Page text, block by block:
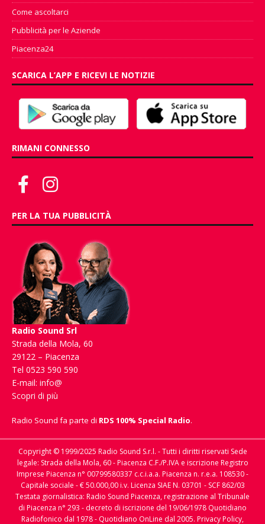
Come ascoltarci
Pubblicità per le Aziende
Piacenza24
SCARICA L’APP E RICEVI LE NOTIZIE
RIMANI CONNESSO
PER LA TUA PUBBLICITÀ
Radio Sound Srl
Strada della Mola, 60
29122 – Piacenza
Tel 0523 590 590
E-mail: info@
Scopri di più
Radio Sound fa parte di RDS 100% Special Radio.
Copyright © 1999/2025 Radio Sound S.r.l. - Tutti i diritti riservati Sede
legale: Strada della Mola, 60 - Piacenza C.F./P.IVA e iscrizione Registro
Imprese Piacenza n° 00799580337 c.c.i.a.a. Piacenza n. r.e.a. 108530 -
Capitale sociale - € 50.000,00 i.v. Licenza SIAE N. 03701 - SCF 862/03
Testata giornalistica: Radio Sound Piacenza, registrazione al Tribunale
di Piacenza n° 293 - decreto di iscrizione del 19/06/1978 Quotidiano
Radiofonico dal 1978 - Quotidiano OnLine dal 2005. Privacy Policy,